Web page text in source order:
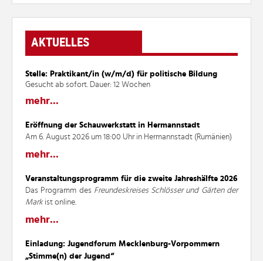
AKTUELLES
Stelle: Praktikant/in (w/m/d) für politische Bildung
Gesucht ab sofort. Dauer: 12 Wochen
mehr...
Eröffnung der Schauwerkstatt in Hermannstadt
Am 6. August 2026 um 18:00 Uhr in Hermannstadt (Rumänien)
mehr...
Veranstaltungsprogramm für die zweite Jahreshälfte 2026
Das Programm des Freundeskreises Schlösser und Gärten der
Markist online.
mehr...
Einladung: Jugendforum Mecklenburg-Vorpommern
„Stimme(n) der Jugend“